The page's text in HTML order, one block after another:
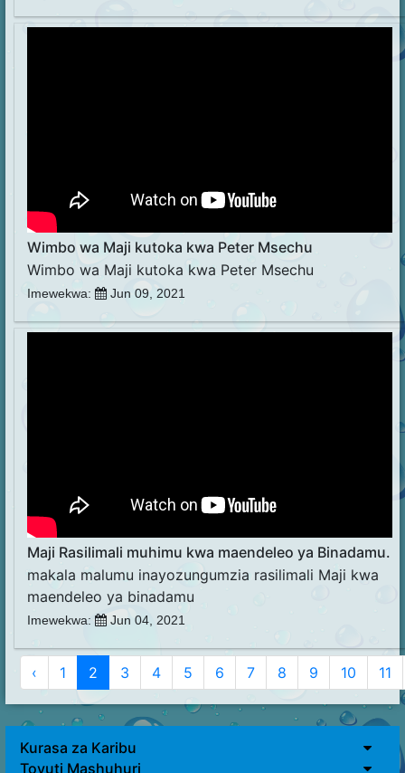
Wimbo wa Maji kutoka kwa Peter Msechu
Wimbo wa Maji kutoka kwa Peter Msechu
Imewekwa: Jun 09, 2021
Maji Rasilimali muhimu kwa maendeleo ya Binadamu.
makala malumu inayozungumzia rasilimali Maji kwa
maendeleo ya binadamu
Imewekwa: Jun 04, 2021
‹ 1 2 3 4 5 6 7 8 9 10 11
Kurasa za Karibu
Tovuti Mashuhuri